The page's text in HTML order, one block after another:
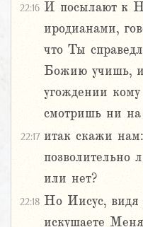
22:16 И посылают к
иродианами,
что Ты
Божию учишь, и
угождении
смотришь ни
22:17 итак скажи
позволительно
или нет?
22:18 Но Иисус, видя
искушаете